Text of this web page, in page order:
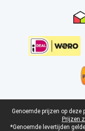
Juridische voettekst
Genoemde prijzen op
Prijzen
*Genoemde levertijden